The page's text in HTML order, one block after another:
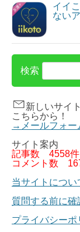
イイ
ない
検索
新しいサイ
こちらから！
→メールフォー
サイト案内
記事数 4558件
コメント数
当サイトについ
質問する前に確
プライバシーポ